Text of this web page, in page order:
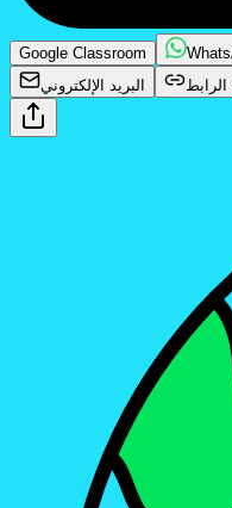
Google Classroom
البريد الإلكتروني